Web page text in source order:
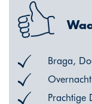
Braga,
Prachtige